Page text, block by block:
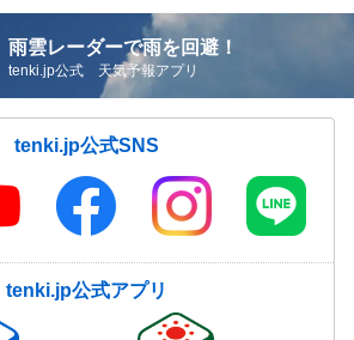
雨雲レーダーで雨を回避！
tenki.jp公式 天気予報アプリ
tenki.jp公式SNS
tenki.jp公式アプリ